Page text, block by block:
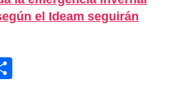
el Ideam seguirán